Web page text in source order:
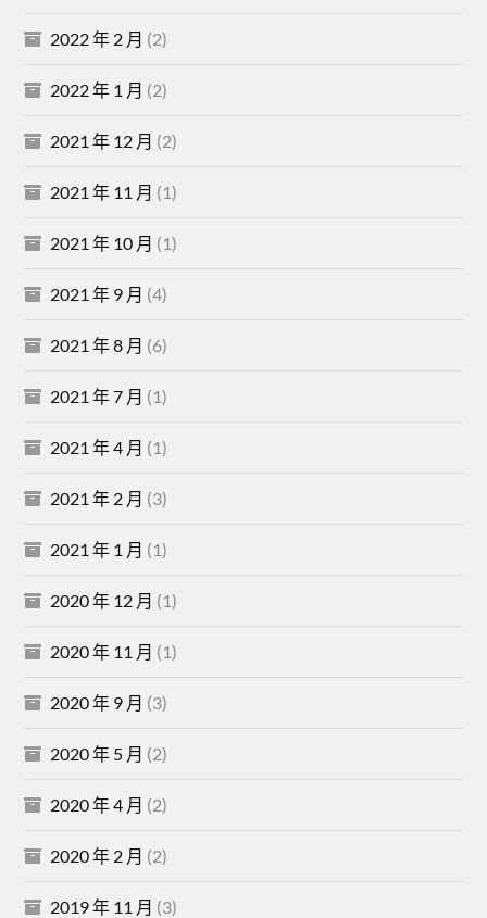
2022 年 2 月 (2)
2022 年 1 月 (2)
2021 年 12 月 (2)
2021 年 11 月 (1)
2021 年 10 月 (1)
2021 年 9 月 (4)
2021 年 8 月 (6)
2021 年 7 月 (1)
2021 年 4 月 (1)
2021 年 2 月 (3)
2021 年 1 月 (1)
2020 年 12 月 (1)
2020 年 11 月 (1)
2020 年 9 月 (3)
2020 年 5 月 (2)
2020 年 4 月 (2)
2020 年 2 月 (2)
2019 年 11 月 (3)